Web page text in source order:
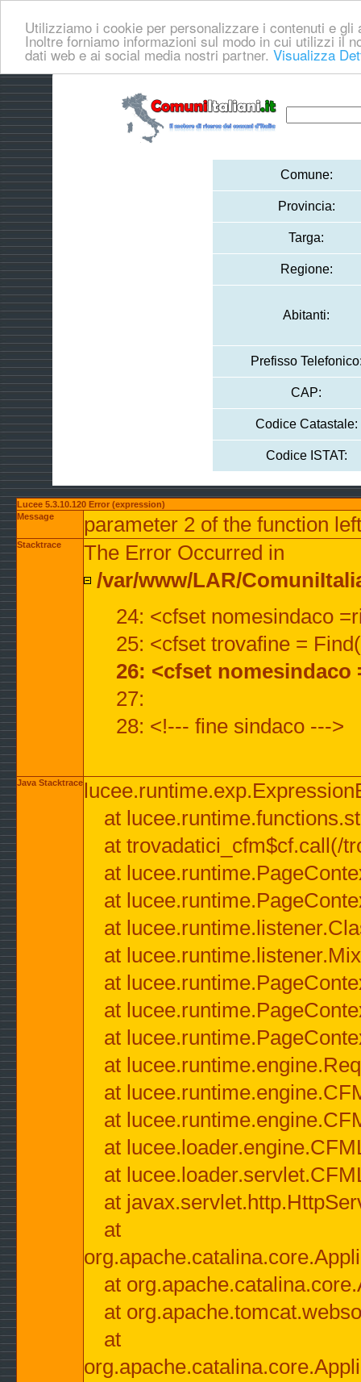
Utilizziamo i cookie per personalizzare i contenuti e
Inoltre forniamo informazioni sul modo in cui utilizzi il
dati web e ai social media nostri partner. Visualizza
Comune:
Provincia:
Targa:
Regione:
Abitanti:
Prefisso
CAP:
Codice Catastale:
Codice ISTAT:
Lucee 5.3.10.120 Error (expression)
Message
parameter 2 of the function
Stacktrace
The Error Occurred in
/var/www/LAR/
24: <cfset nomesindaco
25: <cfset trovafine =
26: <cfset
27:
28: <!--- fine sindaco --->
Java Stacktrace
at
at trovadatici_cfm$cf.call(/
at
at
at
at
at
at
at
at
at
at
at
at
at
at
at
at
at